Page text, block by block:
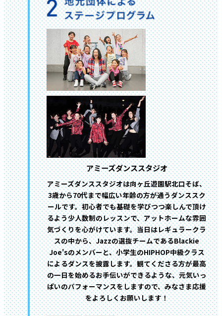
アミーズダンススタジオ
アミーズダンススタジオは向ヶ丘遊園駅北口そば、
3歳から70代まで幅広い年齢の方が通うダンススク
ールです。初心者でも基礎を学びつつ楽しんで頂け
るよう少人数制のレッスンで、アットホームな雰囲
気づくりを心がけています。当日はレギュラークラ
スの中から、Jazzの選抜チームであるBlackie
Joe'sのメンバーと、小学生のHIPHOP中級クラス
によるダンスを披露します。観てくださる方が最高
の一日を始めるお手伝いができるような、元気いっ
ぱいのパフォーマンスをしますので、みなさま応援
をよろしくお願いします！